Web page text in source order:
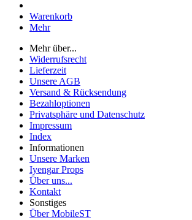
Warenkorb
Mehr
Mehr über...
Widerrufsrecht
Lieferzeit
Unsere AGB
Versand & Rücksendung
Bezahloptionen
Privatsphäre und Datenschutz
Impressum
Index
Informationen
Unsere Marken
Iyengar Props
Über uns...
Kontakt
Sonstiges
Über MobileST